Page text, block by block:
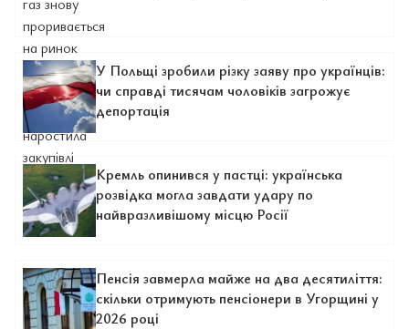
У Польщі зробили різку заяву про українців:
чи справді тисячам чоловіків загрожує
депортація
Кремль опинився у пастці: українська
розвідка могла завдати удару по
найвразливішому місцю Росії
Пенсія завмерла майже на два десятиліття:
скільки отримують пенсіонери в Угорщині у
2026 році